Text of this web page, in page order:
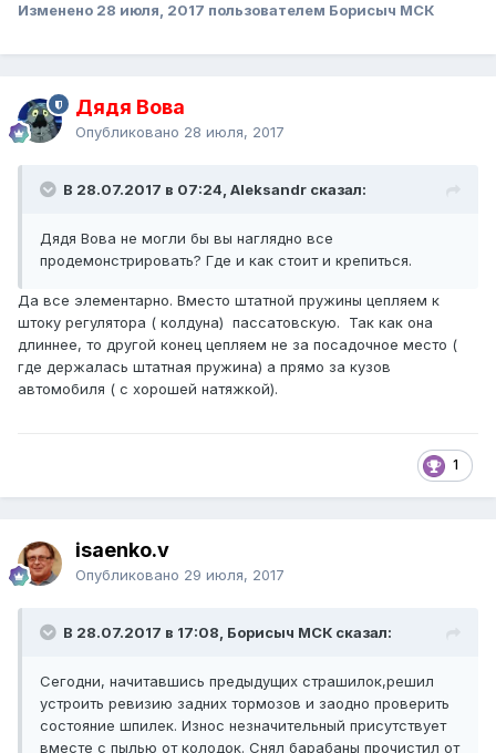
Изменено 28 июля, 2017 пользователем Борисыч МСК
Дядя Вова
Опубликовано 28 июля, 2017
В 28.07.2017 в 07:24, Aleksandr сказал:
Дядя Вова не могли бы вы наглядно все
продемонстрировать? Где и как стоит и крепиться.
Да все элементарно. Вместо штатной пружины цепляем к
штоку регулятора ( колдуна) пассатовскую. Так как она
длиннее, то другой конец цепляем не за посадочное место (
где держалась штатная пружина) а прямо за кузов
автомобиля ( с хорошей натяжкой).
1
isaenko.v
Опубликовано 29 июля, 2017
В 28.07.2017 в 17:08, Борисыч МСК сказал:
Сегодни, начитавшись предыдущих страшилок,решил
устроить ревизию задних тормозов и заодно проверить
состояние шпилек. Износ незначительный присутствует
вместе с пылью от колодок. Снял барабаны прочистил от